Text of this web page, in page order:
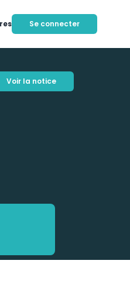
Se connecter
Voir la notice